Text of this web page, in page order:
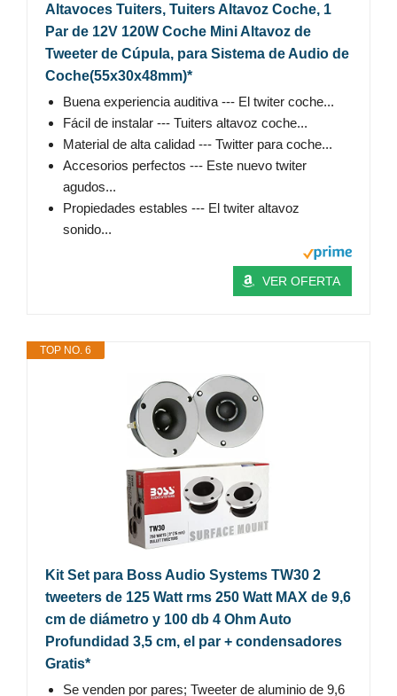
Altavoces Tuiters, Tuiters Altavoz Coche, 1
Par de 12V 120W Coche Mini Altavoz de
Tweeter de Cúpula, para Sistema de Audio de
Coche(55x30x48mm)*
Buena experiencia auditiva --- El twiter coche...
Fácil de instalar --- Tuiters altavoz coche...
Material de alta calidad --- Twitter para coche...
Accesorios perfectos --- Este nuevo twiter
agudos...
Propiedades estables --- El twiter altavoz
sonido...
VER OFERTA
TOP NO. 6
Kit Set para Boss Audio Systems TW30 2
tweeters de 125 Watt rms 250 Watt MAX de 9,6
cm de diámetro y 100 db 4 Ohm Auto
Profundidad 3,5 cm, el par + condensadores
Gratis*
Se venden por pares; Tweeter de aluminio de 9,6